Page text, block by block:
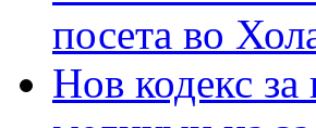
посета во
Нов кодекс